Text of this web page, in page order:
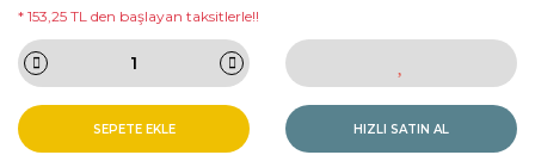
* 153,25 TL den başlayan taksitlerle!!
SEPETE EKLE HIZLI SATIN AL